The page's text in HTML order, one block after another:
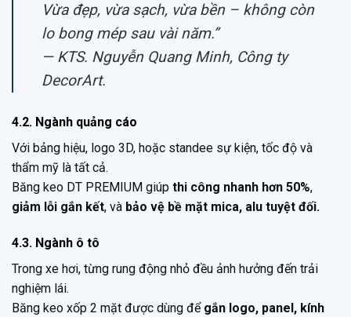
Vừa đẹp, vừa sạch, vừa bền – không còn
lo bong mép sau vài năm.”
— KTS. Nguyễn Quang Minh, Công ty
DecorArt.
4.2. Ngành quảng cáo
Với bảng hiệu, logo 3D, hoặc standee sự kiện, tốc độ và
thẩm mỹ là tất cả.
Băng keo DT PREMIUM giúp thi công nhanh hơn 50%,
giảm lỗi gắn kết, và bảo vệ bề mặt mica, alu tuyệt đối.
4.3. Ngành ô tô
Trong xe hơi, từng rung động nhỏ đều ảnh hưởng đến trải
nghiệm lái.
Băng keo xốp 2 mặt được dùng để gắn logo, panel, kính